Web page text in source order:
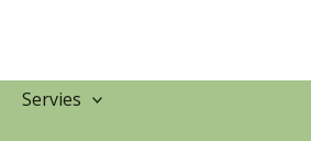
Servies